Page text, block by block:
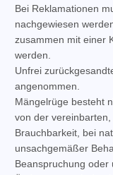
Bei Reklamationen
nachgewiesen
zusammen mit einer
werden.
Unfrei
angenommen.
Mängelrüge besteht
von der
Brauchbarkeit, bei
unsachgemäßer
Beanspruchung